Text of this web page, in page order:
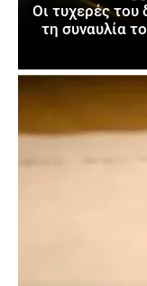
Οι τυχερές του
τη συναυλία